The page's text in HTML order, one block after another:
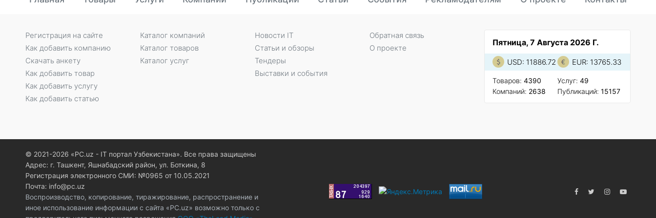
Пятница, 7 Августа 2026 Г.
USD: 11886.72 EUR: 13765.33
Товаров: 4390
Компаний: 2638
Услуг: 49
Публикаций: 15157
Регистрация на сайте
Как добавить компанию
Скачать анкету
Как добавить товар
Как добавить услугу
Как добавить статью
Каталог компаний
Каталог товаров
Каталог услуг
Новости IT
Статьи и обзоры
Тендеры
Выставки и события
Обратная связь
О проекте
© 2021-2026 «PC.uz - IT портал Узбекистана». Все права защищены
Адрес: г. Ташкент, Яшнабадский район, ул. Боткина, 8
Регистрация электронного СМИ: №0965 от 10.05.2021
Почта: info@pc.uz
Воспроизводство, копирование, тиражирование, распространение и
иное использование информации с сайта «PC.uz» возможно только с